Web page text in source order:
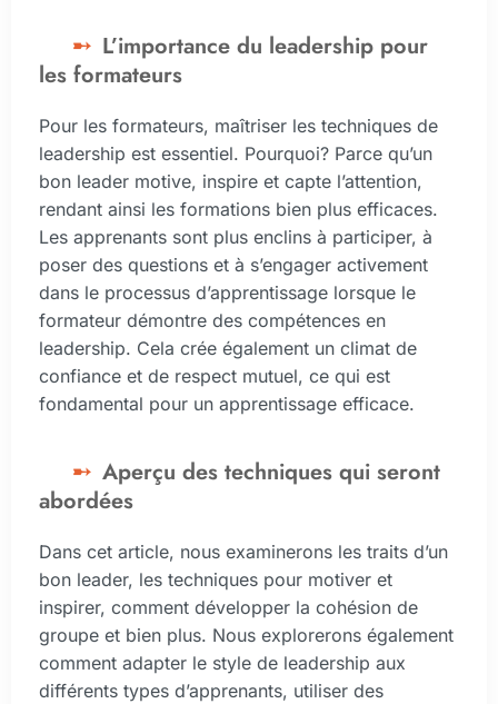
L’importance du leadership pour
les formateurs
Pour les formateurs, maîtriser les techniques de
leadership est essentiel. Pourquoi? Parce qu’un
bon leader motive, inspire et capte l’attention,
rendant ainsi les formations bien plus efficaces.
Les apprenants sont plus enclins à participer, à
poser des questions et à s’engager activement
dans le processus d’apprentissage lorsque le
formateur démontre des compétences en
leadership. Cela crée également un climat de
confiance et de respect mutuel, ce qui est
fondamental pour un apprentissage efficace.
Aperçu des techniques qui seront
abordées
Dans cet article, nous examinerons les traits d’un
bon leader, les techniques pour motiver et
inspirer, comment développer la cohésion de
groupe et bien plus. Nous explorerons également
comment adapter le style de leadership aux
différents types d’apprenants, utiliser des